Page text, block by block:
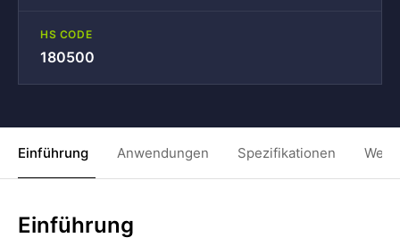
HS CODE
180500
Einführung Anwendungen Spezifikationen
Einführung